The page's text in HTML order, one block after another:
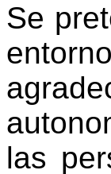
Se
las